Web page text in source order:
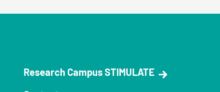
Research Campus STIMULATE